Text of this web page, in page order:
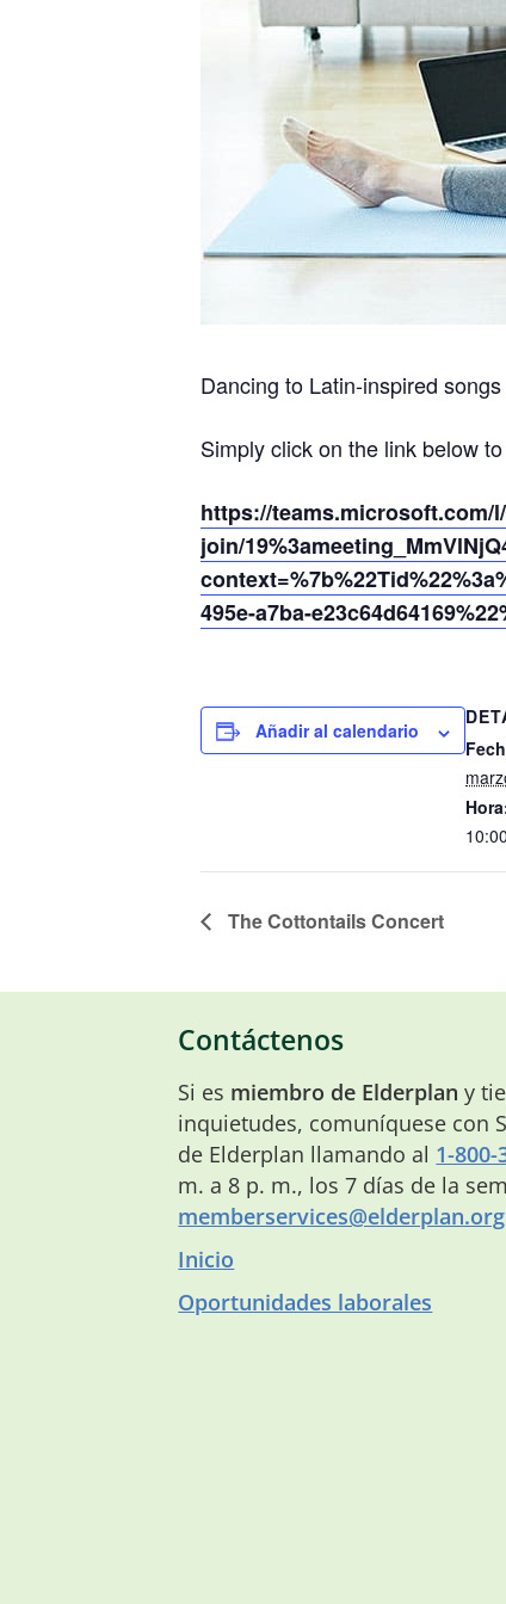
Dancing to Latin-inspired
Simply click on the link below
https://teams.microsoft.com/
join/
495e-a7ba-
Añadir al calendario
The Cottontails Concert
Contáctenos
Si es miembro de Elderplan y
inquietudes, comuníquese con
de Elderplan llamando al 1-800-
m. a 8 p. m., los 7 días de la
memberservices@elderplan.org
Inicio
Oportunidades laborales